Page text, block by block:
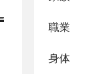
職業
身体